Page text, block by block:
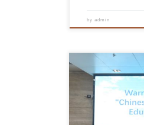
byadmin
No período de 30/6 a 8/
Presidente do
juntou-se à equipa da
Zhejiang Chinese